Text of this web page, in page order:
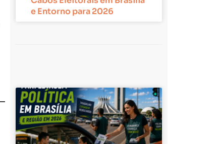
e Entorno para 2026